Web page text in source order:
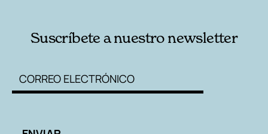
Suscríbete a nuestro newsletter